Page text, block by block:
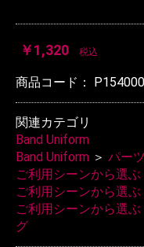
￥1,320 税込
商品コード：
関連カテゴリ
Band Uniform
Band Uniform ＞ パー
ご利用シーンから選ぶ
ご利用シーンから選ぶ
ご利用シーンから選ぶ
グ